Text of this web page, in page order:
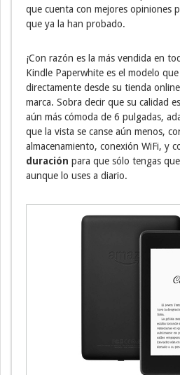
que cuenta con mejores opiniones
que ya la han probado.
¡Con razón es la más vendida en
Kindle Paperwhite es el modelo
directamente desde su tienda
marca. Sobra decir que su calidad
aún más cómoda de 6 pulgadas,
que la vista se canse aún menos,
almacenamiento, conexión WiFi, y
duración para que sólo tengas
aunque lo uses a diario.